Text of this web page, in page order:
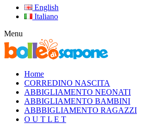
English
Italiano
Menu
Home
CORREDINO NASCITA
ABBIGLIAMENTO NEONATI
ABBIGLIAMENTO BAMBINI
ABBBIGLIAMENTO RAGAZZI
O U T L E T